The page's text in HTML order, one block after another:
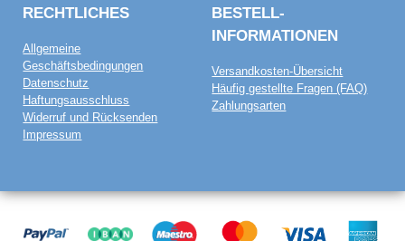
RECHTLICHES
Allgemeine
Geschäftsbedingungen
Datenschutz
Haftungsausschluss
Widerruf und Rücksenden
Impressum
BESTELL­
INFORMATIONEN
Versandkosten-Übersicht
Häufig gestellte Fragen (FAQ)
Zahlungsarten